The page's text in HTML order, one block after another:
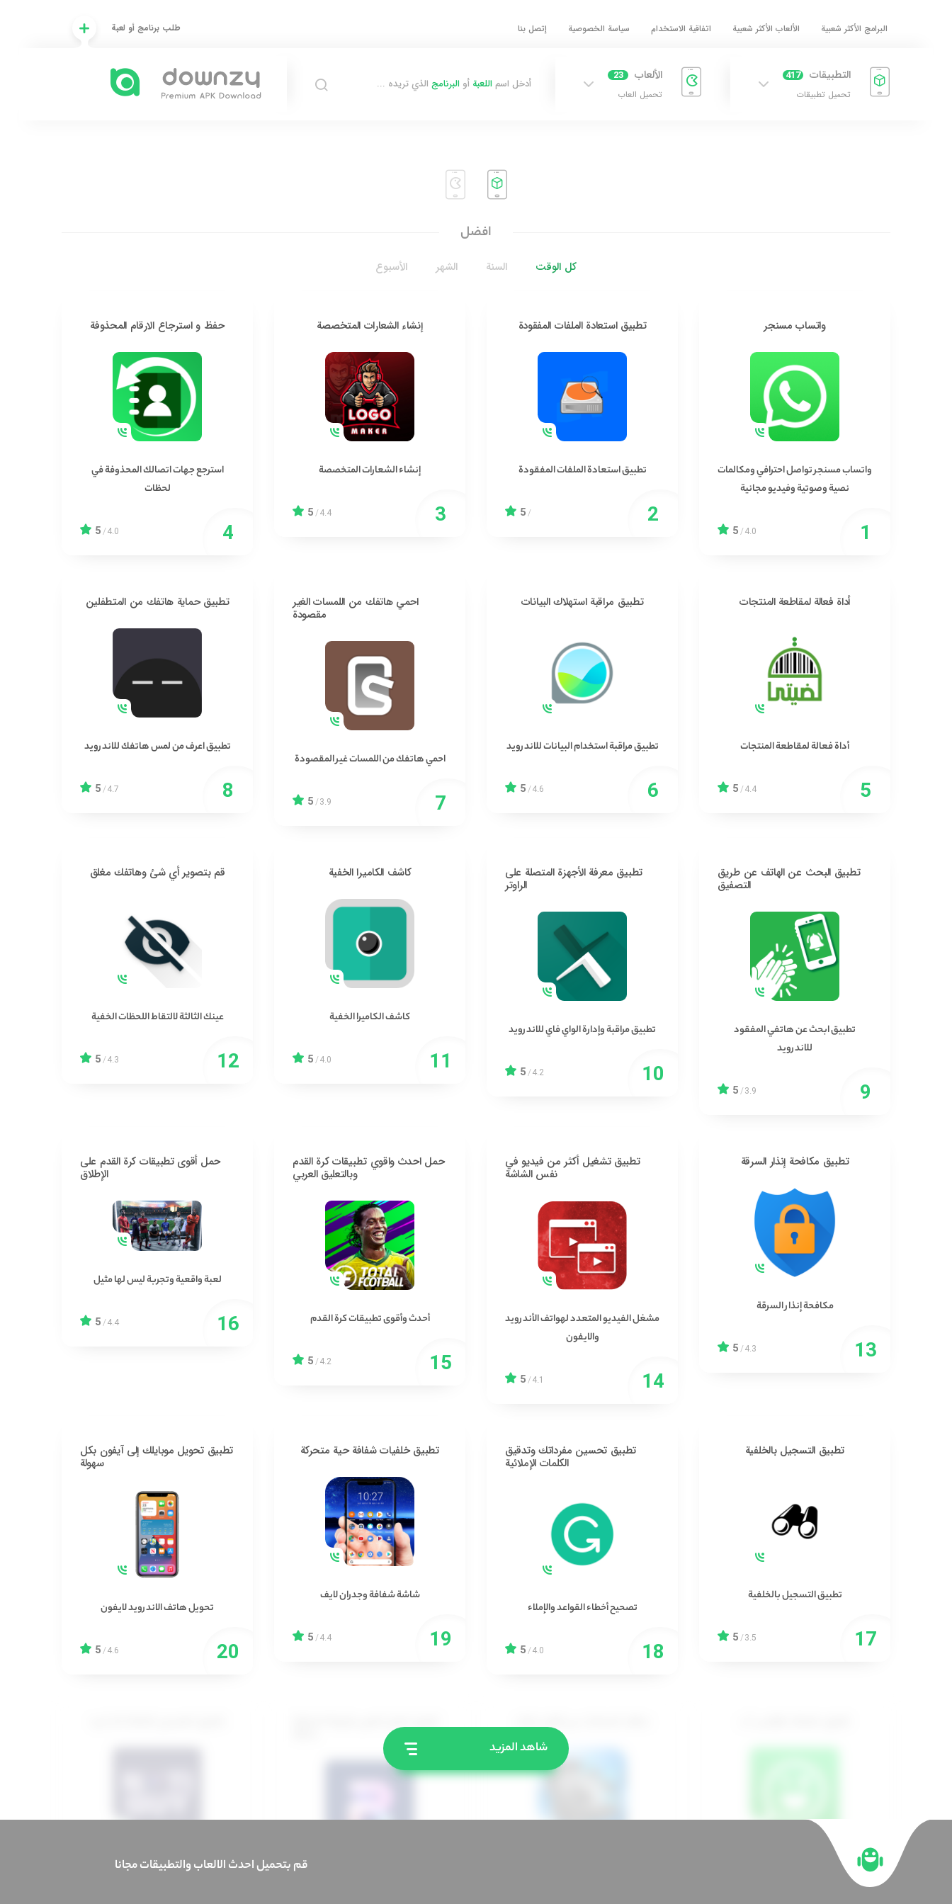
البرامج الأكثر شعبية الألعاب الأكثر شعبية اتفاقية الاستخدام سياسة الخصوصية إتصل بنا طلب برنامج أو لعبة
التطبيقات 417
تحميل تطبيقات
الألعاب 23
تحميل العاب
أدخل اسم اللعبة أو البرنامج الذي تريده ...
افضل
كل الوقت السنة الشهر الأسبوع
واتساب مسنجر
واتساب مسنجر تواصل احترافي ومكالمات
نصية وصوتية وفيديو مجانية
4.0
/
5
تطبيق استعادة الملفات المفقودة
تطبيق استعادة الملفات المفقودة
/
5
إنشاء الشعارات المتخصصة
إنشاء الشعارات المتخصصة
4.4
/
5
حفظ و استرجاع الارقام المحذوفة
استرجع جهات اتصالك المحذوفة في
لحظات
4.0
/
5
أداة فعالة لمقاطعة المنتجات
أداة فعالة لمقاطعة المنتجات
4.4
/
5
تطبيق مراقبة استهلاك البيانات
تطبيق مراقبة استخدام البيانات للاندرويد
4.6
/
5
احمي هاتفك من اللمسات الغير
مقصودة
احمي هاتفك من اللمسات غير المقصودة
3.9
/
5
تطبيق حماية هاتفك من المتطفلين
تطبيق اعرف من لمس هاتفك للاندرويد
4.7
/
5
تطبيق البحث عن الهاتف عن طريق
التصفيق
تطبيق ابحث عن هاتفي المفقود
للاندرويد
3.9
/
5
تطبيق معرفة الأجهزة المتصلة على
الراوتر
تطبيق مراقبة وإدارة الواي فاي للاندرويد
4.2
/
5
كاشف الكاميرا الخفية
كاشف الكاميرا الخفية
4.0
/
5
قم بتصوير أي شئ وهاتفك مغلق
عينك الثالثة لالتقاط اللحظات الخفية
4.3
/
5
تطبيق مكافحة إنذار السرقة
مكافحة إنذار السرقة
4.3
/
5
تطبيق تشغيل أكثر من فيديو في
نفس الشاشة
مشغل الفيديو المتعدد لهواتف الأندرويد
والايفون
4.1
/
5
حمل احدث واقوي تطبيقات كرة القدم
وبالتعليق العربي
أحدث وأقوى تطبيقات كرة القدم
4.2
/
5
حمل أقوى تطبيقات كرة القدم على
الإطلاق
لعبة واقعية وتجربة ليس لها مثيل
4.4
/
5
تطبيق التسجيل بالخلفية
تطبيق التسجيل بالخلفية
3.5
/
5
تطبيق تحسين مفرداتك وتدقيق
الكلمات الإملائية
تصحيح أخطاء القواعد والإملاء
4.0
/
5
تطبيق خلفيات شفافة حية متحركة
شاشة شفافة وجدران لايف
4.4
/
5
تطبيق تحويل موبايلك إلى آيفون بكل
سهولة
تحويل هاتف الاندرويد لايفون
4.6
/
5
تخصيص لون وهيئة وشكل الشريط
شاهد المزيد
قم بتحميل احدث الالعاب والتطبيقات مجانا